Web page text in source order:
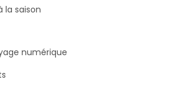
la saison
numérique